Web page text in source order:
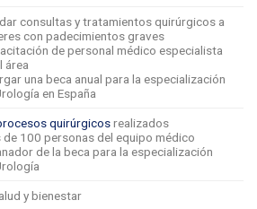
consultas y tratamientos quirúrgicos a
con padecimientos graves
de personal médico especialista
área
una beca anual para la especialización
en España
quirúrgicosrealizados
de 100 personas del equipo médico
de la beca para la especialización
y bienestar